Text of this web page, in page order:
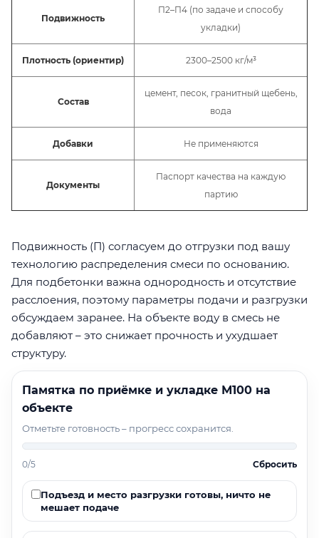
Подвижность
П2–П4 (по задаче и способу
укладки)
Плотность (ориентир) 2300–2500 кг/м³
Состав
цемент, песок, гранитный щебень,
вода
Добавки Не применяются
Документы
Паспорт качества на каждую
партию
Подвижность (П) согласуем до отгрузки под вашу
технологию распределения смеси по основанию.
Для подбетонки важна однородность и отсутствие
расслоения, поэтому параметры подачи и разгрузки
обсуждаем заранее. На объекте воду в смесь не
добавляют – это снижает прочность и ухудшает
структуру.
Памятка по приёмке и укладке М100 на
объекте
Отметьте готовность – прогресс сохранится.
0/5 Сбросить
Подъезд и место разгрузки готовы, ничто не
мешает подаче